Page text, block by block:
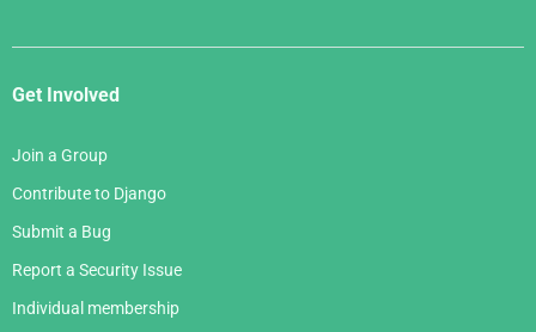
Get Involved
Join a Group
Contribute to Django
Submit a Bug
Report a Security Issue
Individual membership